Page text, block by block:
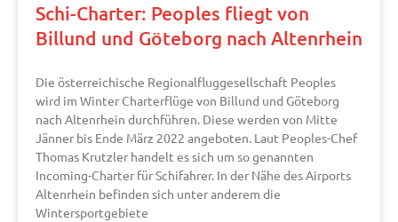
Schi-Charter: Peoples fliegt von
Billund und Göteborg nach Altenrhein
Die österreichische Regionalfluggesellschaft Peoples
wird im Winter Charterflüge von Billund und Göteborg
nach Altenrhein durchführen. Diese werden von Mitte
Jänner bis Ende März 2022 angeboten. Laut Peoples-Chef
Thomas Krutzler handelt es sich um so genannten
Incoming-Charter für Schifahrer. In der Nähe des Airports
Altenrhein befinden sich unter anderem die
Wintersportgebiete